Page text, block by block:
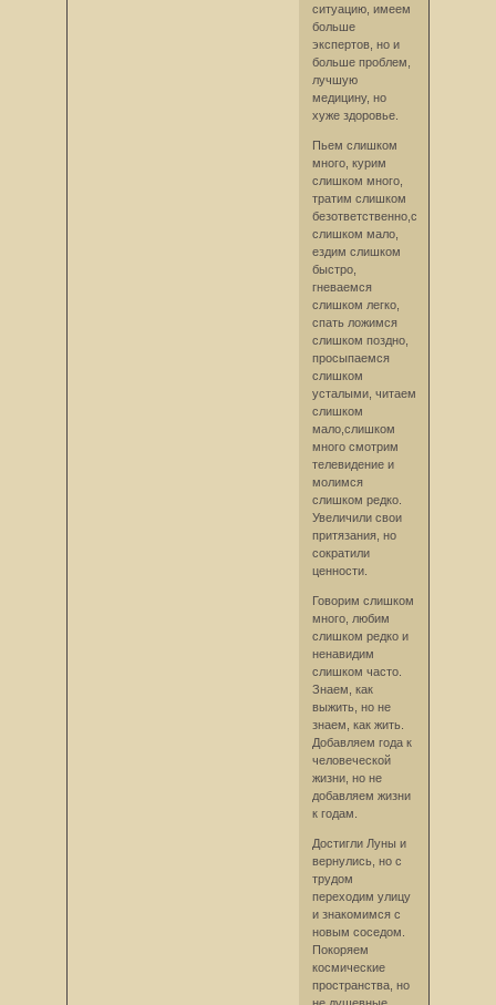
ситуацию, имеем
больше
экспертов, но и
больше проблем,
лучшую
медицину, но
хуже здоровье.
Пьем слишком
много, курим
слишком много,
тратим слишком
безответственно,смеемся
слишком мало,
ездим слишком
быстро,
гневаемся
слишком легко,
спать ложимся
слишком поздно,
просыпаемся
слишком
усталыми, читаем
слишком
мало,слишком
много смотрим
телевидение и
молимся
слишком редко.
Увеличили свои
притязания, но
сократили
ценности.
Говорим слишком
много, любим
слишком редко и
ненавидим
слишком часто.
Знаем, как
выжить, но не
знаем, как жить.
Добавляем года к
человеческой
жизни, но не
добавляем жизни
к годам.
Достигли Луны и
вернулись, но с
трудом
переходим улицу
и знакомимся с
новым соседом.
Покоряем
космические
пространства, но
не душевные.